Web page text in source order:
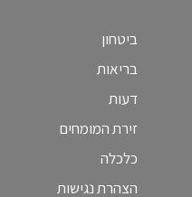
ביטחון
בריאות
דעות
זירת המומחים
כלכלה
הצהרת נגישות